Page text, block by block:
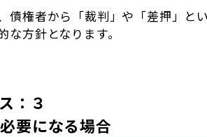
債権者から「裁判」や「差押」と
方針となります。
：３
要になる場合